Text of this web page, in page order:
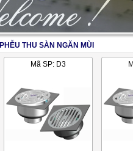
2/17
PHỄU THU SÀN NGĂN MÙI
Mã SP: D3